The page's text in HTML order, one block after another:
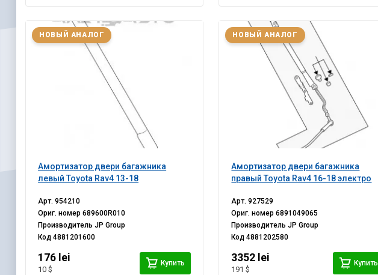
Амортизатор двери багажника
левый Toyota Rav4 13-18
НОВЫЙ АНАЛОГ
Арт.954210
Ориг. номер689600R010
ПроизводительJP Group
Код4881201600
176 lei
10 $
Купить
Амортизатор двери багажника
правый Toyota Rav4 16-18 электро
НОВЫЙ АНАЛОГ
Арт.927529
Ориг. номер6891049065
ПроизводительJP Group
Код4881202580
3352 lei
191 $
Купить